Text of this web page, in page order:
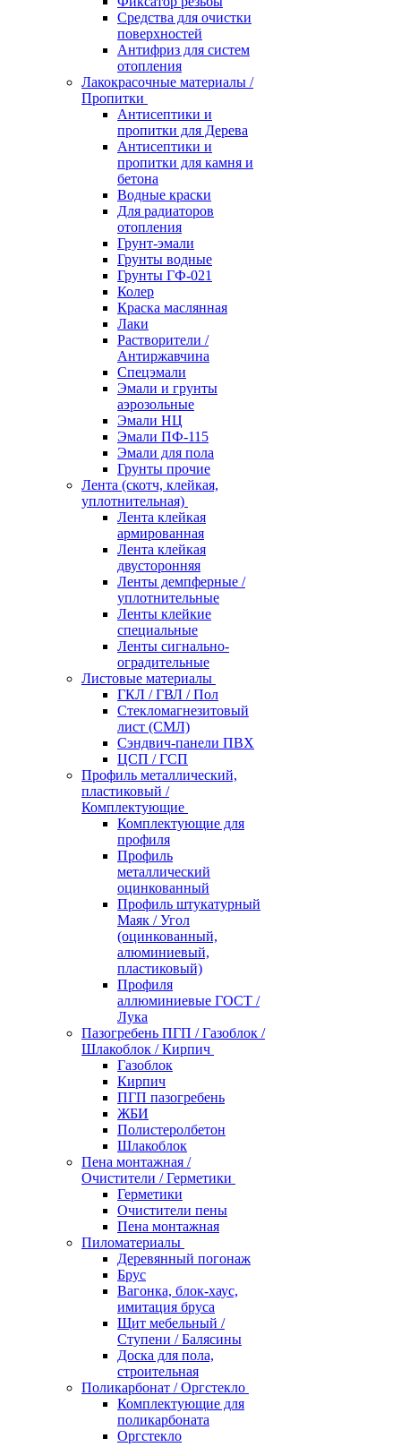
Средства для очистки
поверхностей
Антифриз для систем
отопления
Лакокрасочные материалы /
Пропитки
Антисептики и
пропитки для Дерева
Антисептики и
пропитки для камня и
бетона
Водные краски
Для радиаторов
отопления
Грунт-эмали
Грунты водные
Грунты ГФ-021
Колер
Краска маслянная
Лаки
Растворители /
Антиржавчина
Спецэмали
Эмали и грунты
аэрозольные
Эмали НЦ
Эмали ПФ-115
Эмали для пола
Грунты прочие
Лента (скотч, клейкая,
уплотнительная)
Лента клейкая
армированная
Лента клейкая
двусторонняя
Ленты демпферные /
уплотнительные
Ленты клейкие
специальные
Ленты сигнально-
оградительные
Листовые материалы
ГКЛ / ГВЛ / Пол
Стекломагнезитовый
лист (СМЛ)
Сэндвич-панели ПВХ
ЦСП / ГСП
Профиль металлический,
пластиковый /
Комплектующие
Комплектующие для
профиля
Профиль
металлический
оцинкованный
Профиль штукатурный
Маяк / Угол
(оцинкованный,
алюминиевый,
пластиковый)
Профиля
аллюминиевые ГОСТ /
Лука
Пазогребень ПГП / Газоблок /
Шлакоблок / Кирпич
Газоблок
Кирпич
ПГП пазогребень
ЖБИ
Полистеролбетон
Шлакоблок
Пена монтажная /
Очистители / Герметики
Герметики
Очистители пены
Пена монтажная
Пиломатериалы
Деревянный погонаж
Брус
Вагонка, блок-хаус,
имитация бруса
Щит мебельный /
Ступени / Балясины
Доска для пола,
строительная
Поликарбонат / Оргстекло
Комплектующие для
поликарбоната
Оргстекло